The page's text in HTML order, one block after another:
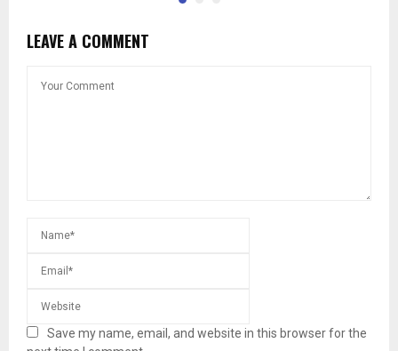
LEAVE A COMMENT
Save my name, email, and website in this browser for the